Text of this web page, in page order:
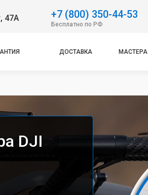
47А +7 (800) 350-44-53
Бесплатно по РФ
ДОСТАВКА МАСТЕРА
DJI